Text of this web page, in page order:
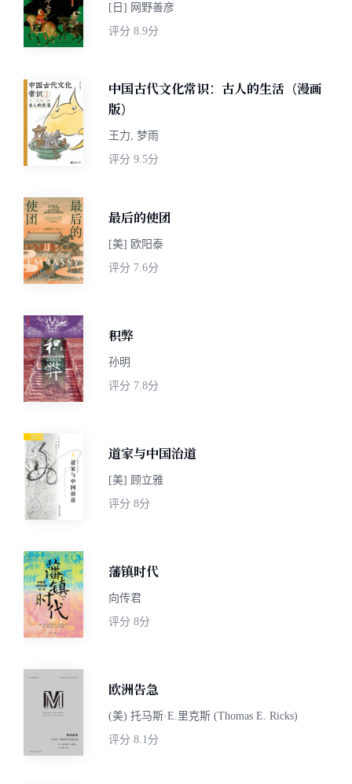
[日] 网野善彦
评分 8.9分
中国古代文化常识：古人的生活（漫画
版）
王力, 梦雨
评分 9.5分
最后的使团
[美] 欧阳泰
评分 7.6分
积弊
孙明
评分 7.8分
道家与中国治道
[美] 顾立雅
评分 8分
藩镇时代
向传君
评分 8分
欧洲告急
(美) 托马斯·E.里克斯 (Thomas E. Ricks)
评分 8.1分